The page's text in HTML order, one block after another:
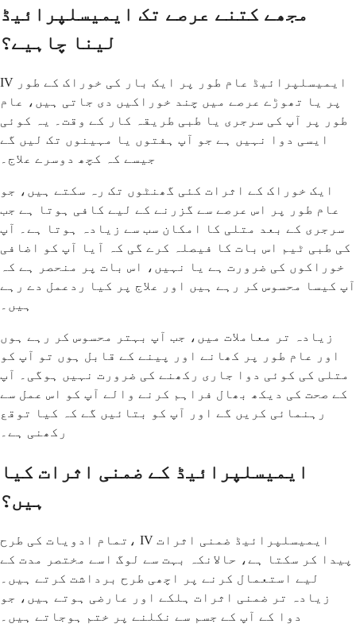
مجھے کتنے عرصے تک ایمیسلپرائیڈ
لینا چاہیے؟
IV ایمیسلپرائیڈ عام طور پر ایک بار کی خوراک کے طور
پر یا تھوڑے عرصے میں چند خوراکیں دی جاتی ہیں، عام
طور پر آپ کی سرجری یا طبی طریقہ کار کے وقت۔ یہ کوئی
ایسی دوا نہیں ہے جو آپ ہفتوں یا مہینوں تک لیں گے
جیسے کہ کچھ دوسرے علاج۔
ایک خوراک کے اثرات کئی گھنٹوں تک رہ سکتے ہیں، جو
عام طور پر اس عرصے سے گزرنے کے لیے کافی ہوتا ہے جب
سرجری کے بعد متلی کا امکان سب سے زیادہ ہوتا ہے۔ آپ
کی طبی ٹیم اس بات کا فیصلہ کرے گی کہ آیا آپ کو اضافی
خوراکوں کی ضرورت ہے یا نہیں، اس بات پر منحصر ہے کہ
آپ کیسا محسوس کر رہے ہیں اور علاج پر کیا ردعمل دے رہے
ہیں۔
زیادہ تر معاملات میں، جب آپ بہتر محسوس کر رہے ہوں
اور عام طور پر کھانے اور پینے کے قابل ہوں تو آپ کو
متلی کی کوئی دوا جاری رکھنے کی ضرورت نہیں ہوگی۔ آپ
کے صحت کی دیکھ بھال فراہم کرنے والے آپ کو اس عمل سے
رہنمائی کریں گے اور آپ کو بتائیں گے کہ کیا توقع
رکھنی ہے۔
ایمیسلپرائیڈ کے ضمنی اثرات کیا
ہیں؟
تمام ادویات کی طرح، IV ایمیسلپرائیڈ ضمنی اثرات
پیدا کر سکتا ہے، حالانکہ بہت سے لوگ اسے مختصر مدت کے
لیے استعمال کرنے پر اچھی طرح برداشت کرتے ہیں۔
زیادہ تر ضمنی اثرات ہلکے اور عارضی ہوتے ہیں، جو
دوا کے آپ کے جسم سے نکلنے پر ختم ہوجاتے ہیں۔